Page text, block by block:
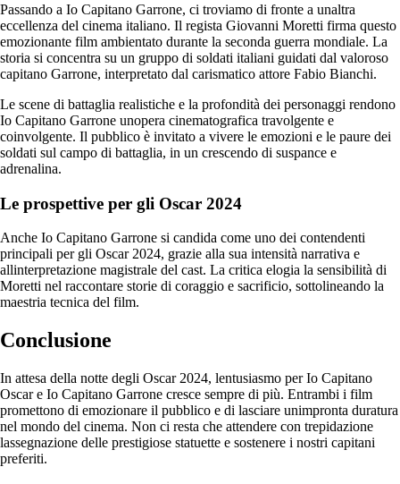
Passando a Io Capitano Garrone, ci troviamo di fronte a unaltra
eccellenza del cinema italiano. Il regista Giovanni Moretti firma questo
emozionante film ambientato durante la seconda guerra mondiale. La
storia si concentra su un gruppo di soldati italiani guidati dal valoroso
capitano Garrone, interpretato dal carismatico attore Fabio Bianchi.
Le scene di battaglia realistiche e la profondità dei personaggi rendono
Io Capitano Garrone unopera cinematografica travolgente e
coinvolgente. Il pubblico è invitato a vivere le emozioni e le paure dei
soldati sul campo di battaglia, in un crescendo di suspance e
adrenalina.
Le prospettive per gli Oscar 2024
Anche Io Capitano Garrone si candida come uno dei contendenti
principali per gli Oscar 2024, grazie alla sua intensità narrativa e
allinterpretazione magistrale del cast. La critica elogia la sensibilità di
Moretti nel raccontare storie di coraggio e sacrificio, sottolineando la
maestria tecnica del film.
Conclusione
In attesa della notte degli Oscar 2024, lentusiasmo per Io Capitano
Oscar e Io Capitano Garrone cresce sempre di più. Entrambi i film
promettono di emozionare il pubblico e di lasciare unimpronta duratura
nel mondo del cinema. Non ci resta che attendere con trepidazione
lassegnazione delle prestigiose statuette e sostenere i nostri capitani
preferiti.